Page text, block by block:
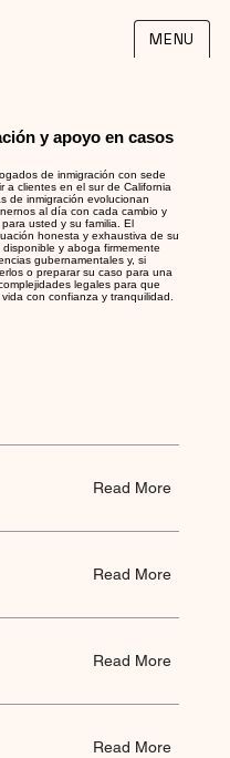
MENU
y apoyo en casos
de inmigración con sede
a clientes en el sur de California
de inmigración evolucionan
al día con cada cambio y
usted y su familia. El
honesta y exhaustiva de su
y aboga firmemente
gubernamentales y, si
o preparar su caso para una
legales para que
con confianza y tranquilidad.
Read More
Read More
Read More
Read More